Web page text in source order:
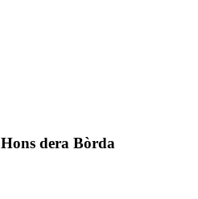
Hons dera Bòrda